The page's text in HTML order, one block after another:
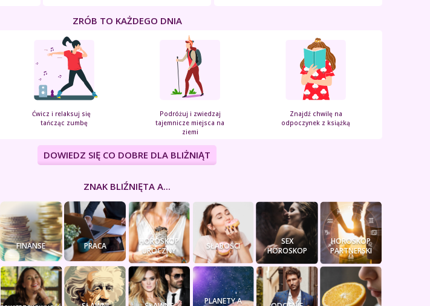
ZRÓB TO KAŻDEGO DNIA
Ćwicz i relaksuj się
tańcząc zumbę
Podróżuj i zwiedzaj
tajemnicze miejsca na
ziemi
Znajdź chwilę na
odpoczynek z książką
DOWIEDZ SIĘ CO DOBRE DLA BLIŻNIĄT
ZNAK BLIŹNIĘTA A...
FINANSE PRACA
HOROSKOP
UROCZNY
SŁABOŚCI
SEX
HOROSKOP
HOROSKOP
PARTNERSKI
PLANETY A